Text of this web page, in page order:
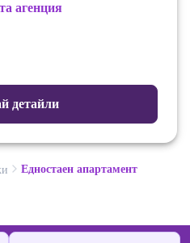
агенция
детайли
Едностаен апартамент